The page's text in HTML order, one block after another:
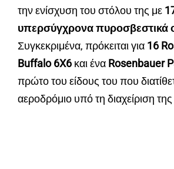
την ενίσχυση του στόλου της με
υπερσύγχρονα πυροσβεστικά
Συγκεκριμένα, πρόκειται για 16
Buffalo 6X6 και ένα Rosenbauer
πρώτο του είδους του που
αεροδρόμιο υπό τη διαχείριση της